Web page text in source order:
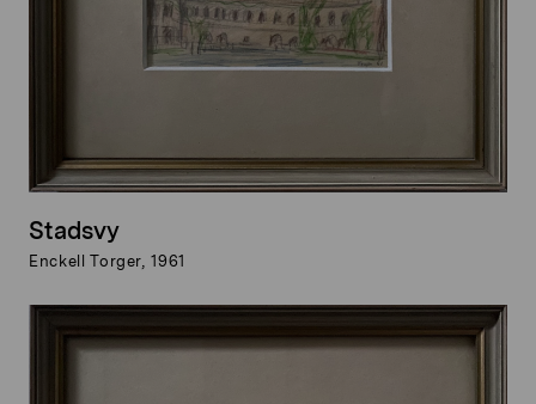
Stadsvy
Enckell Torger, 1961